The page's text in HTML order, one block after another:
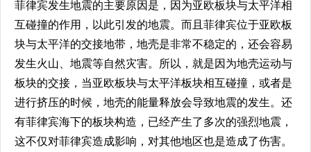
菲律宾发生地震的主要原因是，因为亚欧板块与太平洋相
互碰撞的作用，以此引发的地震。而且菲律宾位于亚欧板
块与太平洋的交接地带，地壳是非常不稳定的，还会容易
发生火山、地震等自然灾害。所以，就是因为地壳运动与
板块的交接，当亚欧板块与太平洋板块相互碰撞，或者是
进行挤压的时候，地壳的能量释放会导致地震的发生。还
有菲律宾海下的板块构造，已经产生了多次的强烈地震，
这不仅对菲律宾造成影响，对其他地区也是造成了伤害。